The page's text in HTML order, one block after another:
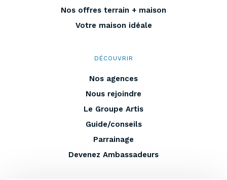
Nos offres terrain + maison
Votre maison idéale
DÉCOUVRIR
Nos agences
Nous rejoindre
Le Groupe Artis
Guide/conseils
Parrainage
Devenez Ambassadeurs